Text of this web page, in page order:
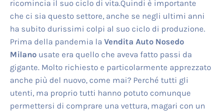
ricomincia il suo ciclo di vita.Quindi è importante
che ci sia questo settore, anche se negli ultimi anni
ha subito durissimi colpi al suo ciclo di produzione.
Prima della pandemia la Vendita Auto Nosedo
Milanousate era quello che aveva fatto passi da
gigante. Molto richiesto e particolarmente apprezzato
anche più del nuovo, come mai? Perché tutti gli
utenti, ma proprio tutti hanno potuto comunque
permettersi di comprare una vettura, magari con un